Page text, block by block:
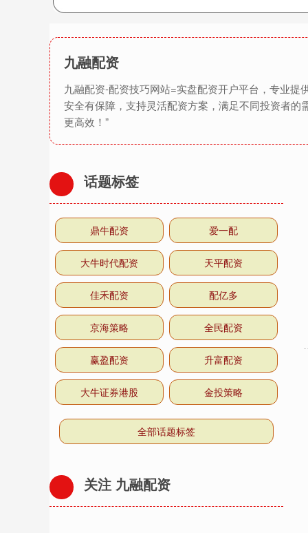
九融配资
九融配资-配资技巧网站=实盘配资开户平台，专业
安全有保障，支持灵活配资方案，满足不同投资者
更高效！”
话题标签
鼎牛配资 爱一配
大牛时代配资 天平配资
佳禾配资 配亿多
京海策略 全民配资
赢盈配资 升富配资
大牛证券港股 金投策略
全部话题标签
关注 九融配资